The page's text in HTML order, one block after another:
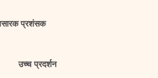
प्रशंसक
उच्च प्रदर्शन